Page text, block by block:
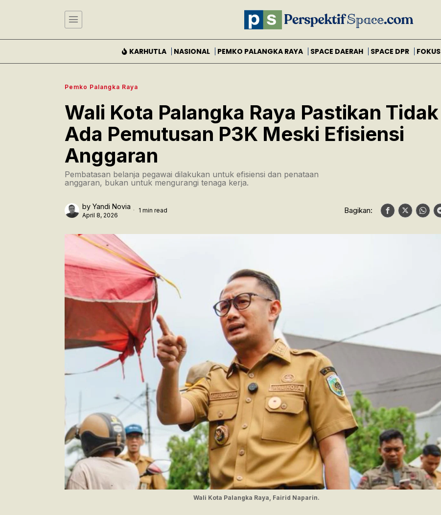
KARHUTLA NASIONAL PEMKO PALANGKA RAYA SPACE DAERAH SPACE DPR FOKUS
Pemko Palangka Raya
Wali Kota Palangka Raya Pastikan Tidak
Ada Pemutusan P3K Meski Efisiensi
Anggaran
Pembatasan belanja pegawai dilakukan untuk efisiensi dan penataan
anggaran, bukan untuk mengurangi tenaga kerja.
by Yandi Novia
April 8, 2026
1 min read Bagikan:
Wali Kota Palangka Raya, Fairid Naparin.